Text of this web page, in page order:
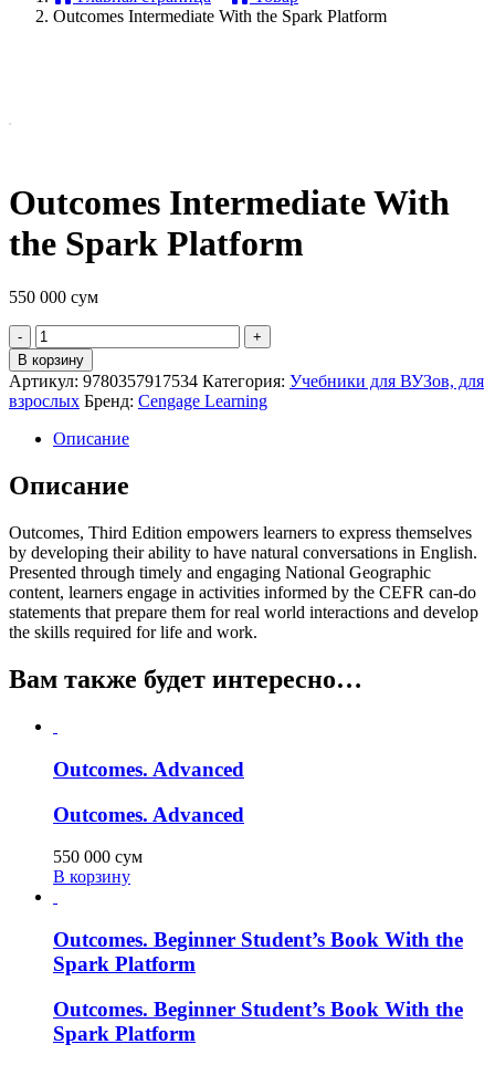
Outcomes Intermediate With the Spark Platform
Outcomes Intermediate With
the Spark Platform
550 000 сум
Quantity
В корзину
Артикул: 9780357917534 Категория: Учебники для ВУЗов, для
взрослых Бренд: Cengage Learning
Описание
Описание
Outcomes, Third Edition empowers learners to express themselves
by developing their ability to have natural conversations in English.
Presented through timely and engaging National Geographic
content, learners engage in activities informed by the CEFR can-do
statements that prepare them for real world interactions and develop
the skills required for life and work.
Вам также будет интересно…
Outcomes. Advanced
Outcomes. Advanced
550 000 сум
В корзину
Outcomes. Beginner Student’s Book With the
Spark Platform
Outcomes. Beginner Student’s Book With the
Spark Platform